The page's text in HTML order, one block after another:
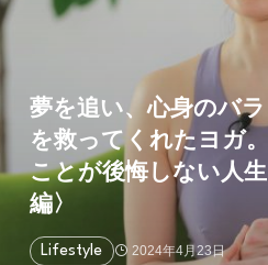
夢を追い、心身のバ
を救ってくれたヨガ
ことが後悔しない人
編〉
Lifestyle 2024年4月23日